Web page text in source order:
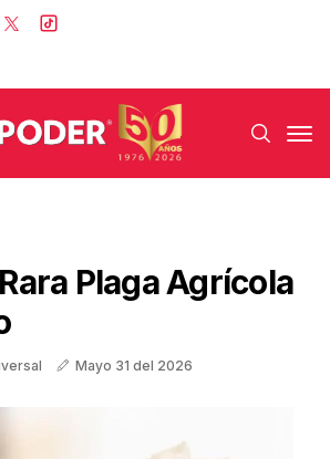
Plaga Agrícola
Mayo 31 del 2026